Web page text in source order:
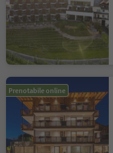
Prenotabile online